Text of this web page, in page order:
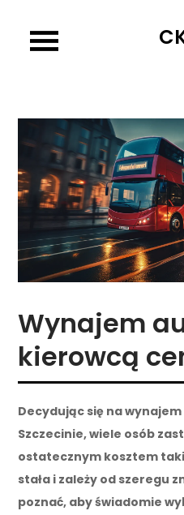
content
Wynajem
kierowcą
Decydując się na
Szczecinie, wiele osób
ostatecznym kosztem
stała i zależy od szeregu
poznać, aby świadomie